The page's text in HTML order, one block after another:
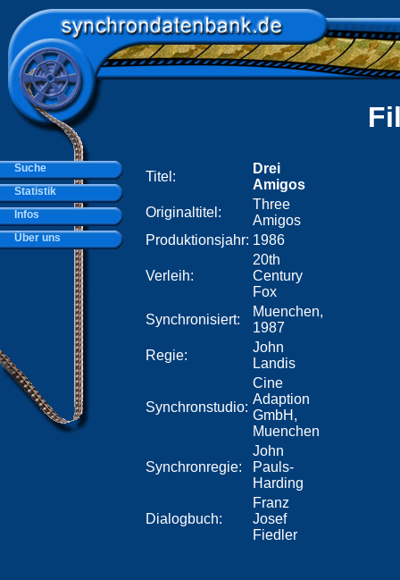
Titel:
Drei
Amigos
Originaltitel:
Three
Amigos
Produktionsjahr: 1986
Verleih:
20th
Century
Fox
Synchronisiert:
Muenchen,
1987
Regie:
John
Landis
Synchronstudio:
Cine
Adaption
GmbH,
Muenchen
Synchronregie:
John
Pauls-
Harding
Dialogbuch:
Franz
Josef
Fiedler
Suche
Statistik
Infos
Über uns